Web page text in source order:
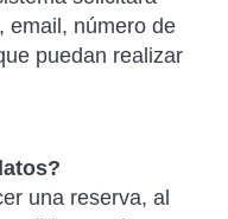
email, número de
puedan realizar
una reserva, al